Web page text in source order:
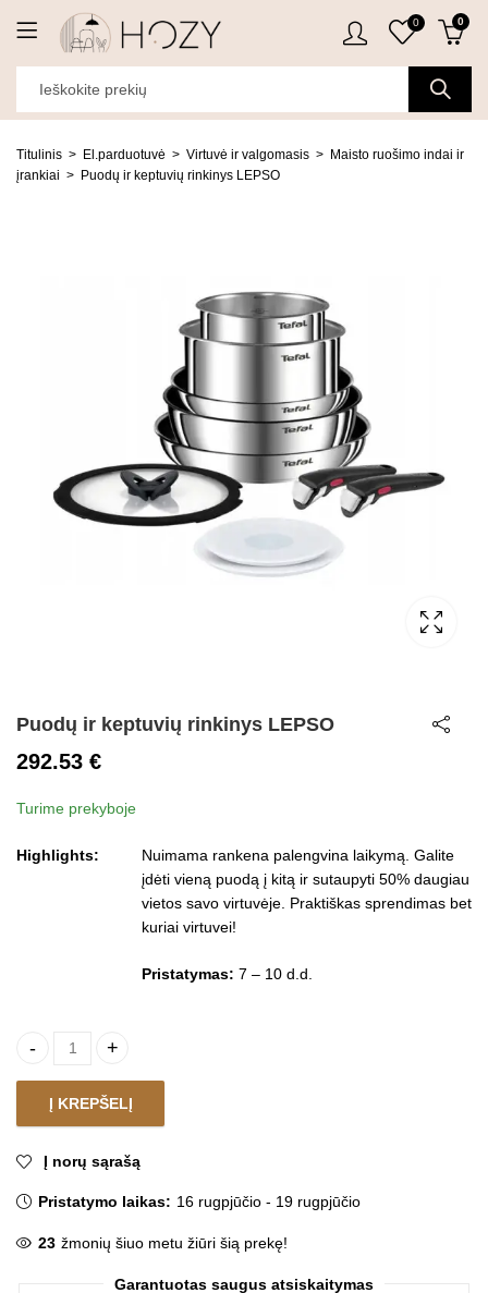
0 0
Titulinis El.parduotuvė Virtuvė ir valgomasis
Maisto ruošimo indai ir
įrankiai
Puodų ir keptuvių rinkinys LEPSO
Puodų ir keptuvių rinkinys LEPSO
292.53 €
Turime prekyboje
Highlights:
Nuimama rankena palengvina laikymą. Galite
įdėti vieną puodą į kitą ir sutaupyti 50% daugiau
vietos savo virtuvėje. Praktiškas sprendimas bet
kuriai virtuvei!
Pristatymas: 7 – 10 d.d.
Puodų ir keptuvių rinkinys LEPSO quantity
Į KREPŠELĮ
Į norų sąrašą
Pristatymo laikas: 16 rugpjūčio - 19 rugpjūčio
23 žmonių šiuo metu žiūri šią prekę!
Garantuotas saugus atsiskaitymas